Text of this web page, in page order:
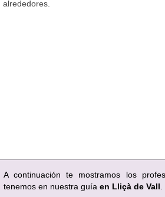
alrededores.
A continuación te mostramos los
tenemos en nuestra guía en Lliçà de Vall